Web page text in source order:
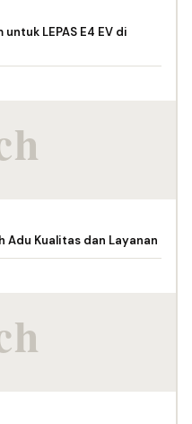
untuk LEPAS E4 EV di
Adu Kualitas dan Layanan